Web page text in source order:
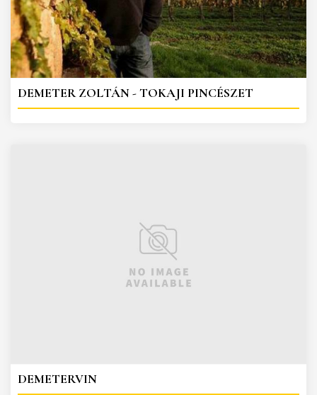
DEMETER ZOLTÁN - TOKAJI PINCÉSZET
DEMETERVIN